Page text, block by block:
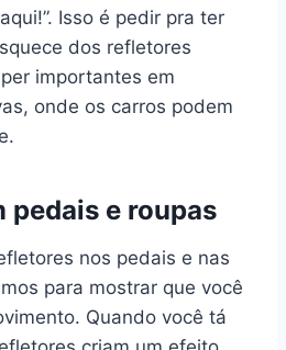
Isso é pedir pra ter
dos refletores
importantes em
onde os carros podem
pedais e roupas
nos pedais e nas
para mostrar que você
Quando você tá